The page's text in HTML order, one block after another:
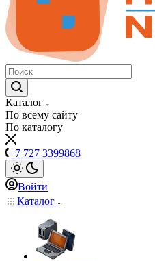
Каталог
По всему сайту
По каталогу
+7 727 3399868
Войти
Каталог